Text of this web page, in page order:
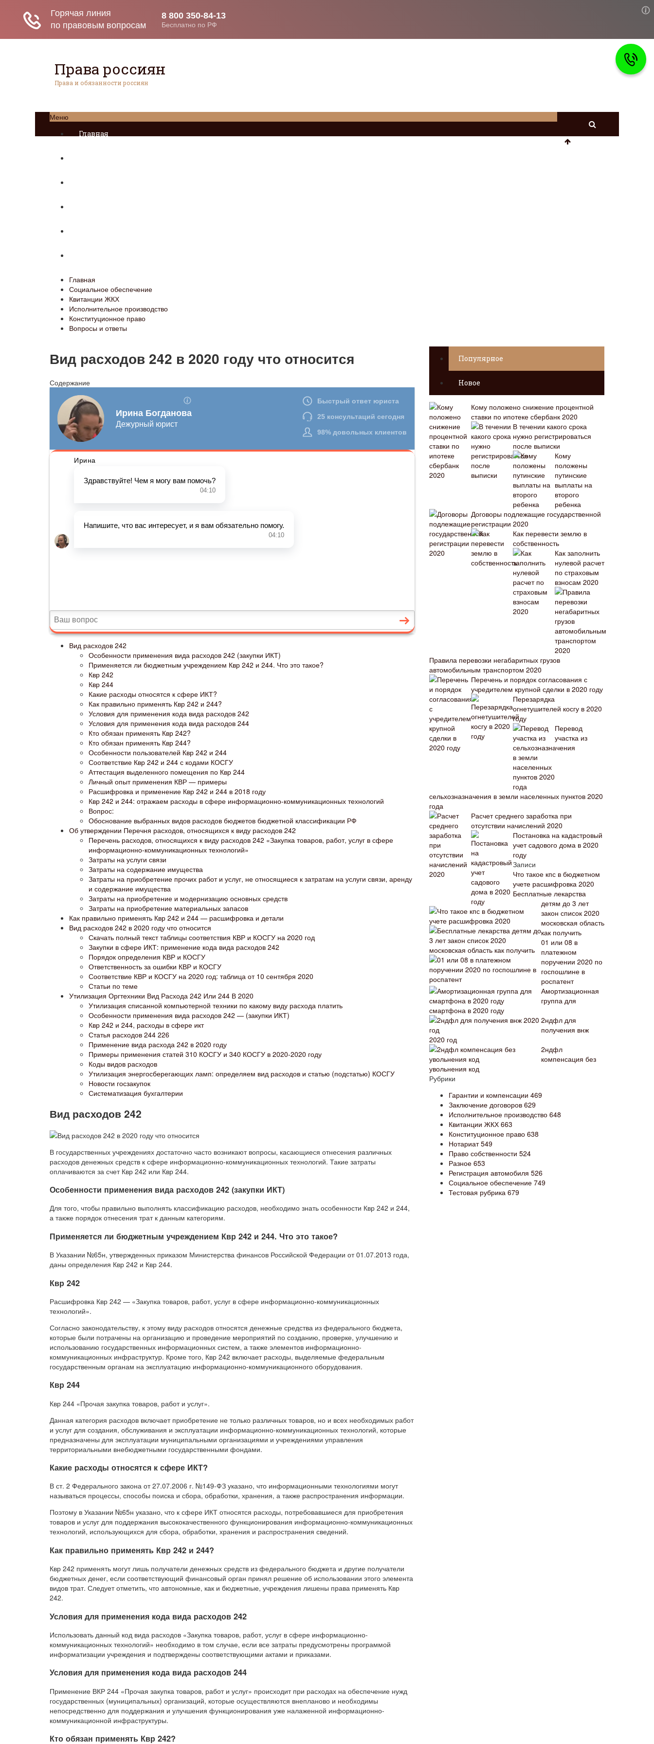
Права россиян
Права и обязанности россиян
Меню
Главная
Главная
Социальное обеспечение
Квитанции ЖКХ
Исполнительное производство
Конституционное право
Вопросы и ответы
Вид расходов 242 в 2020 году что относится
Содержание
Вид расходов 242
Особенности применения вида расходов 242 (закупки ИКТ)
Применяется ли бюджетным учреждением Квр 242 и 244. Что это такое?
Квр 242
Квр 244
Какие расходы относятся к сфере ИКТ?
Как правильно применять Квр 242 и 244?
Условия для применения кода вида расходов 242
Условия для применения кода вида расходов 244
Кто обязан применять Квр 242?
Кто обязан применять Квр 244?
Особенности пользователей Квр 242 и 244
Соответствие Квр 242 и 244 с кодами КОСГУ
Аттестация выделенного помещения по Квр 244
Личный опыт применения КВР — примеры
Расшифровка и применение Квр 242 и 244 в 2018 году
Квр 242 и 244: отражаем расходы в сфере информационно-коммуникационных технологий
Вопрос:
Обоснование выбранных видов расходов бюджетов бюджетной классификации РФ
Об утверждении Перечня расходов, относящихся к виду расходов 242
Перечень расходов, относящихся к виду расходов 242 «Закупка товаров, работ, услуг в сфере
информационно-коммуникационных технологий»
Затраты на услуги связи
Затраты на содержание имущества
Затраты на приобретение прочих работ и услуг, не относящиеся к затратам на услуги связи, аренду
и содержание имущества
Затраты на приобретение и модернизацию основных средств
Затраты на приобретение материальных запасов
Как правильно применять Квр 242 и 244 — расшифровка и детали
Вид расходов 242 в 2020 году что относится
Скачать полный текст таблицы соответствия КВР и КОСГУ на 2020 год
Закупки в сфере ИКТ: применение кода вида расходов 242
Порядок определения КВР и КОСГУ
Ответственность за ошибки КВР и КОСГУ
Соответствие КВР и КОСГУ на 2020 год: таблица от 10 сентября 2020
Статьи по теме
Утилизация Оргтехники Вид Расхода 242 Или 244 В 2020
Утилизация списанной компьютерной техники по какому виду расхода платить
Особенности применения вида расходов 242 — (закупки ИКТ)
Квр 242 и 244, расходы в сфере икт
Статья расходов 244 226
Применение вида расхода 242 в 2020 году
Примеры применения статей 310 КОСГУ и 340 КОСГУ в 2020-2020 году
Коды видов расходов
Утилизация энергосберегающих ламп: определяем вид расходов и статью (подстатью) КОСГУ
Новости госзакупок
Систематизация бухгалтерии
Вид расходов 242
В государственных учреждениях достаточно часто возникают вопросы, касающиеся отнесения различных
расходов денежных средств к сфере информационно-коммуникационных технологий. Такие затраты
оплачиваются за счет Квр 242 или Квр 244.
Особенности применения вида расходов 242 (закупки ИКТ)
Для того, чтобы правильно выполнять классификацию расходов, необходимо знать особенности Квр 242 и 244,
а также порядок отнесения трат к данным категориям.
Применяется ли бюджетным учреждением Квр 242 и 244. Что это такое?
В Указании №65н, утвержденных приказом Министерства финансов Российской Федерации от 01.07.2013 года,
даны определения Квр 242 и Квр 244.
Квр 242
Расшифровка Квр 242 — «Закупка товаров, работ, услуг в сфере информационно-коммуникационных
технологий».
Согласно законодательству, к этому виду расходов относятся денежные средства из федерального бюджета,
которые были потрачены на организацию и проведение мероприятий по созданию, проверке, улучшению и
использованию государственных информационных систем, а также элементов информационно-
коммуникационных инфраструктур. Кроме того, Квр 242 включает расходы, выделяемые федеральным
государственным органам на эксплуатацию информационно-коммуникационного оборудования.
Квр 244
Квр 244 «Прочая закупка товаров, работ и услуг».
Данная категория расходов включает приобретение не только различных товаров, но и всех необходимых работ
и услуг для создания, обслуживания и эксплуатации информационно-коммуникационных технологий, которые
предназначены для эксплуатации муниципальными организациями и учреждениями управления
территориальными внебюджетными государственными фондами.
Какие расходы относятся к сфере ИКТ?
В ст. 2 Федерального закона от 27.07.2006 г. №149-ФЗ указано, что информационными технологиями могут
называться процессы, способы поиска и сбора, обработки, хранения, а также распространения информации.
Поэтому в Указании №65н указано, что к сфере ИКТ относятся расходы, потребовавшиеся для приобретения
товаров и услуг для поддержания высококачественного функционирования информационно-коммуникационных
технологий, использующихся для сбора, обработки, хранения и распространения сведений.
Как правильно применять Квр 242 и 244?
Квр 242 применять могут лишь получатели денежных средств из федерального бюджета и другие получатели
бюджетных денег, если соответствующий финансовый орган принял решение об использовании этого элемента
видов трат. Следует отметить, что автономные, как и бюджетные, учреждения лишены права применять Квр
242.
Условия для применения кода вида расходов 242
Использовать данный код вида расходов «Закупка товаров, работ, услуг в сфере информационно-
коммуникационных технологий» необходимо в том случае, если все затраты предусмотрены программой
информатизации учреждения и подтверждены соответствующими актами и приказами.
Условия для применения кода вида расходов 244
Применение ВКР 244 «Прочая закупка товаров, работ и услуг» происходит при расходах на обеспечение нужд
государственных (муниципальных) организаций, которые осуществляются внепланово и необходимы
непосредственно для поддержания и улучшения функционирования уже налаженной информационно-
коммуникационной инфраструктуры.
Кто обязан применять Квр 242?
Популярное
Новое
Кому положено снижение процентной
ставки по ипотеке сбербанк 2020
В течении какого срока
нужно регистрироваться
после выписки
Кому
положены
путинские
выплаты на
второго
ребенка
Договоры подлежащие государственной
регистрации 2020
Как перевести землю в
собственность
Как заполнить
нулевой расчет
по страховым
взносам 2020
Правила перевозки негабаритных грузов
автомобильным транспортом 2020
Перечень и порядок согласования с
учредителем крупной сделки в 2020 году
Перезарядка
огнетушителей косгу в 2020
году
Перевод
участка из
сельхозназначения в земли населенных пунктов 2020
года
Расчет среднего заработка при
отсутствии начислений 2020
Постановка на кадастровый
учет садового дома в 2020
году
Записи
Что такое кпс в бюджетном
учете расшифровка 2020
Бесплатные лекарства
детям до 3 лет
закон список 2020
московская область
как получить
01 или 08 в
платежном
поручении 2020 по
госпошлине в
роспатент
Амортизационная
группа для
смартфона в 2020 году
2ндфл для
получения внж
2020 год
2ндфл
компенсация без
увольнения код
Рубрики
Гарантии и компенсации 469
Заключение договоров 629
Исполнительное производство 648
Квитанции ЖКХ 663
Конституционное право 638
Нотариат549
Право собственности 524
Разное 653
Регистрация автомобиля 526
Социальное обеспечение 749
Тестовая рубрика 679